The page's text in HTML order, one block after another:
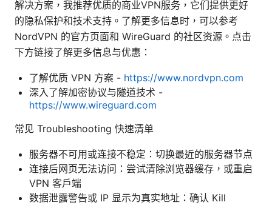
解决方案，我推荐优质的商业VPN服务，它们提供更好
的隐私保护和技术支持。了解更多信息时，可以参考
NordVPN 的官方页面和 WireGuard 的社区资源。点击
下方链接了解更多信息与优惠：
了解优质 VPN 方案 - https://www.nordvpn.com
深入了解加密协议与隧道技术 -
https://www.wireguard.com
常见 Troubleshooting 快速清单
服务器不可用或连接不稳定：切换最近的服务器节点
连接后网页无法访问：尝试清除浏览器缓存，或重启
VPN 客户端
数据泄露警告或 IP 显示为真实地址：确认 Kill